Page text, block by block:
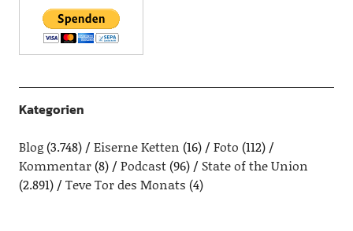
Kategorien
Blog(3.748) Eiserne Ketten (16) Foto (112)
Kommentar(8) Podcast(96)
State of the Union
(2.891)
Teve Tor des Monats (4)